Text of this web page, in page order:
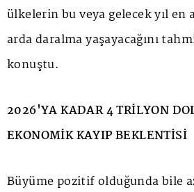
ülkelerin bu veya gelecek yıl en
arda daralma yaşayacağını
konuştu.
2026'YA KADAR 4 TRİLYON
EKONOMİK KAYIP BEKLENTİSİ
Büyüme pozitif olduğunda bile